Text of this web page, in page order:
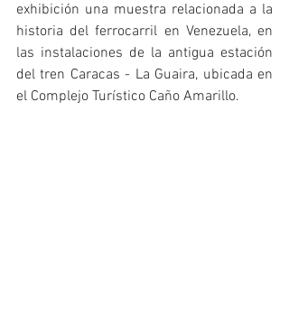
exhibición una muestra relacionada a la
historia del ferrocarril en Venezuela, en
las instalaciones de la antigua estación
del tren Caracas - La Guaira, ubicada en
el Complejo Turístico Caño Amarillo.